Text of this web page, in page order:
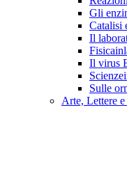
Gli
Catalisi
Il
Il virus
Sulle
Arte, Lettere e